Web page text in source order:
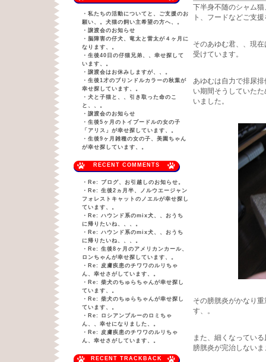
・ 私たちの活動についてと、ご支援のお
願い、。犬猫の飼い主希望の方へ、。
・ 譲渡会のお知らせ
・ 脳障害の仔犬、竜太と雷太が４ヶ月に
なります、。
・ 生後40日の仔猫兄弟、、幸せ探して
います、。
・ 譲渡会はお休みしますが、、。
・ 生後1才のブりンドルカラーの秋葉が
幸せ探しています、。
・ 犬と子猫と、、引き取った命のこ
と、、。
・ 譲渡会のお知らせ
・ 生後5ヶ月のトイプードルの女の子
「アリス」が幸せ探しています、。
・ 生後9ヶ月雑種の女の子、美園ちゃん
が幸せ探しています、。
RECENT COMMENTS
・ Re: ブログ、お引越しのお知らせ。
・ Re: 生後2ヵ月半、ノルウエージャン
フォレストキャットのノエルが幸せ探し
ています、。
・ Re: ハウンド系のmix犬、、おうち
に帰りたいね、、、。
・ Re: ハウンド系のmix犬、、おうち
に帰りたいね、、、。
・ Re: 生後8ヶ月のアメリカンカール、
ロンちゃんが幸せ探しています、。
・ Re: 皮膚疾患のチワワのルリちゃ
ん、幸せさがしています、。
・ Re: 柴犬のちゅらちゃんが幸せ探し
ています、。
・ Re: 柴犬のちゅらちゃんが幸せ探し
ています、。
・ Re: ロシアンブルーのロミちゃ
ん、、幸せになりました、。
・ Re: 皮膚疾患のチワワのルリちゃ
ん、幸せさがしています、。
RECENT TRACKBACK
下半身不随のシャム
ト、フードなどご支
そのあゆむ君、、現
受けています。
あゆむは自力で排尿
い期間そうしていた
いました。
その膀胱炎がかなり
す、。
また、細くなってい
膀胱炎が完治しない